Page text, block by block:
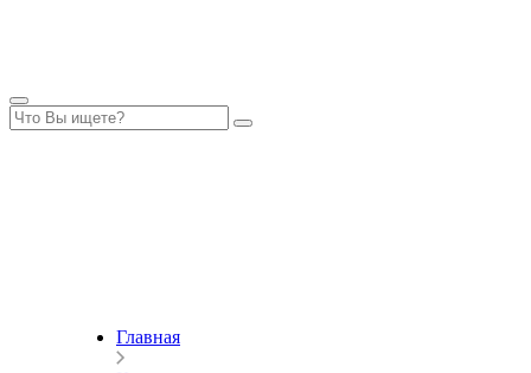
Главная